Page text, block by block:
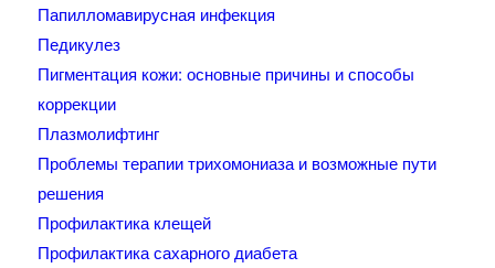
Папилломавирусная инфекция
Педикулез
Пигментация кожи: основные причины и способы
коррекции
Плазмолифтинг
Проблемы терапии трихомониаза и возможные пути
решения
Профилактика клещей
Профилактика сахарного диабета